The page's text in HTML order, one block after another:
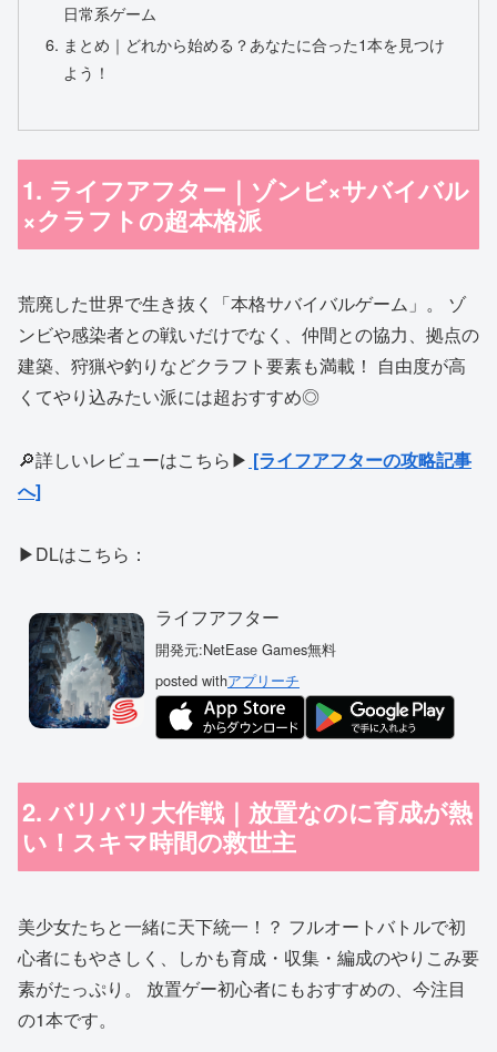
日常系ゲーム
まとめ｜どれから始める？あなたに合った1本を見つけ
よう！
1. ライフアフター｜ゾンビ×サバイバル
×クラフトの超本格派
荒廃した世界で生き抜く「本格サバイバルゲーム」。 ゾ
ンビや感染者との戦いだけでなく、仲間との協力、拠点の
建築、狩猟や釣りなどクラフト要素も満載！ 自由度が高
くてやり込みたい派には超おすすめ◎
🔎詳しいレビューはこちら▶ [ライフアフターの攻略記事
へ]
▶DLはこちら：
ライフアフター
開発元:NetEase Games無料
posted withアプリーチ
2. バリバリ大作戦｜放置なのに育成が熱
い！スキマ時間の救世主
美少女たちと一緒に天下統一！？ フルオートバトルで初
心者にもやさしく、しかも育成・収集・編成のやりこみ要
素がたっぷり。 放置ゲー初心者にもおすすめの、今注目
の1本です。